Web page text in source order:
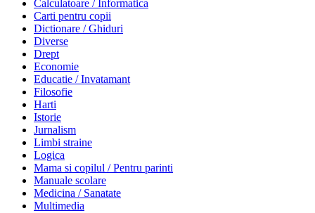
Calculatoare / Informatica
Carti pentru copii
Dictionare / Ghiduri
Diverse
Drept
Economie
Educatie / Invatamant
Filosofie
Harti
Istorie
Jurnalism
Limbi straine
Logica
Mama si copilul / Pentru parinti
Manuale scolare
Medicina / Sanatate
Multimedia